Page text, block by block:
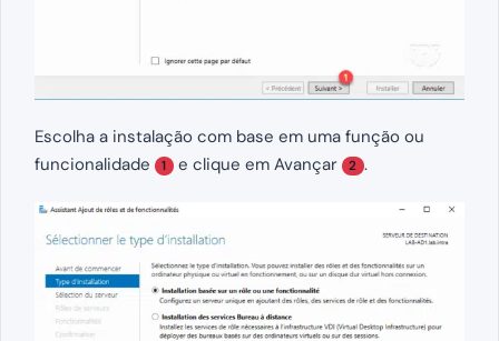
Escolha a instalação com base em uma função ou
funcionalidade
1 e clique em Avançar 2 .